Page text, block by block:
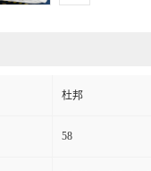
杜邦
58